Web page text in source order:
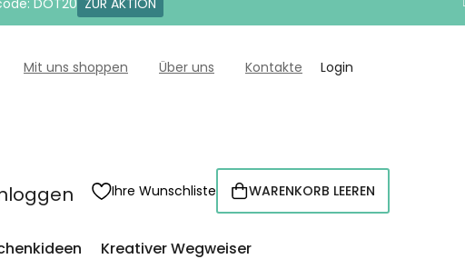
DOT20 ZUR AKTION
Mit uns shoppen Über uns Kontakte Login
Ihre Wunschliste WARENKORB
WARENKORB LEEREN
Kreativer Wegweiser